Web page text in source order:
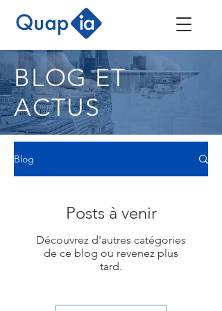
BLOG ET
ACTUS
Blog
Posts à venir
Découvrez d'autres catégories
de ce blog ou revenez plus
tard.